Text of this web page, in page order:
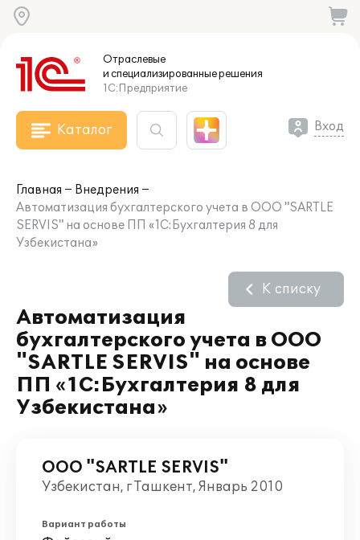
Отраслевые
и специализированныерешения
1С:Предприятие
Каталог Вход
Главная
Внедрения
Автоматизация бухгалтерского учета в ООО "SARTLE
SERVIS" на основе ПП «1С:Бухгалтерия 8 для
Узбекистана»
Автоматизация
бухгалтерского учета в ООО
"SARTLE SERVIS" на основе
ПП «1С:Бухгалтерия 8 для
Узбекистана»
К списку
ООО "SARTLE SERVIS"
Узбекистан, г Ташкент, Январь 2010
Вариант работы